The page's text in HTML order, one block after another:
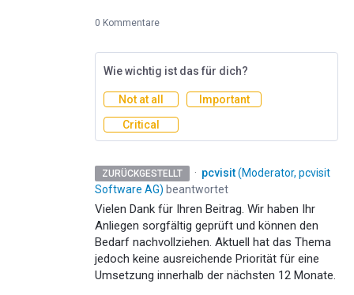
0 Kommentare
Wie wichtig ist das für dich?
Not at all
Important
Critical
ZURÜCKGESTELLT · pcvisit(Moderator, pcvisit
Software AG) beantwortet
Vielen Dank für Ihren Beitrag. Wir haben Ihr
Anliegen sorgfältig geprüft und können den
Bedarf nachvollziehen. Aktuell hat das Thema
jedoch keine ausreichende Priorität für eine
Umsetzung innerhalb der nächsten 12 Monate.